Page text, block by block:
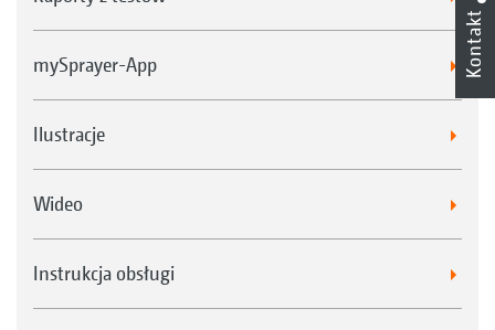
mySprayer-App
Ilustracje
Wideo
Instrukcja obsługi
Kontakt